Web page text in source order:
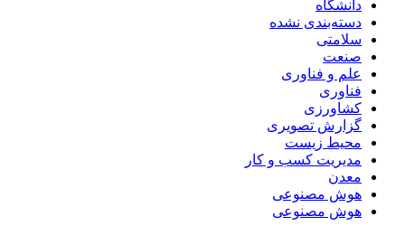
دانشگاه
دسته‌بندی نشده
سلامتی
صنعت
علم و فناوری
فناوری
کشاورزی
گزارش تصویری
محیط زیست
مدیریت کسب و کار
معدن
هوش مصنوعی
هوش مصنوعی